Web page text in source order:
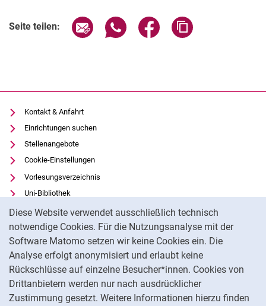
Diese Website verwendet ausschließlich technisch
notwendige Cookies. Für die Nutzungsanalyse mit der
Software Matomo setzen wir keine Cookies ein. Die
Analyse erfolgt anonymisiert und erlaubt keine
Rückschlüsse auf einzelne Besucher*innen. Cookies von
Drittanbietern werden nur nach ausdrücklicher
Zustimmung gesetzt. Weitere Informationen hierzu finden
Seite teilen: Seite über E-Mail teilen
Seite über WhatsApp teilen
Seite über Facebook
Kontakt & Anfahrt
Einrichtungen suchen
Stellenangebote
Cookie-Einstellungen
Vorlesungsverzeichnis
Uni-Bibliothek
Moodle
Panopto
Datenschutz
Barrierefreiheit
Transparenter KI-Einsatz